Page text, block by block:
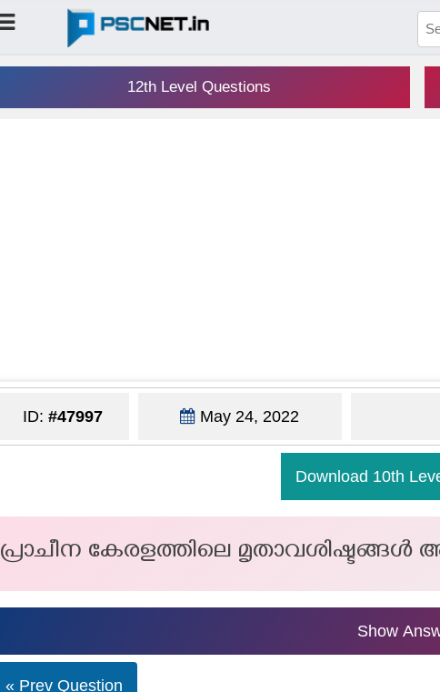
12th Level Questions
ID: #47997 May 24, 2022
Download 10th
പ്രാചീന കേരളത്തിലെ
Show
« Prev Question